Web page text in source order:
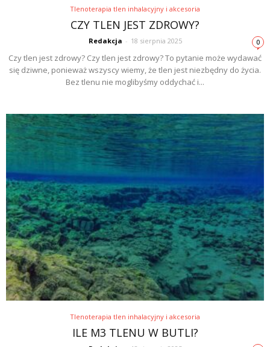
Tlenoterapia tlen inhalacyjny i akcesoria
CZY TLEN JEST ZDROWY?
Redakcja - 18 sierpnia 2025 0
Czy tlen jest zdrowy? Czy tlen jest zdrowy? To pytanie może wydawać
się dziwne, ponieważ wszyscy wiemy, że tlen jest niezbędny do życia.
Bez tlenu nie moglibyśmy oddychać i...
Tlenoterapia tlen inhalacyjny i akcesoria
ILE M3 TLENU W BUTLI?